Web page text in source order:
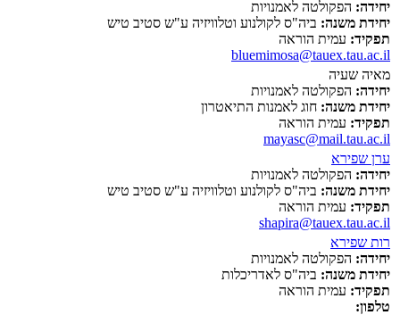
יחידה: הפקולטה לאמנויות
יחידת משנה: ביה"ס לקולנוע וטלוויזיה ע"ש סטיב טיש
תפקיד: עמית הוראה
bluemimosa@tauex.tau.ac.il
מאיה שעיה
יחידה: הפקולטה לאמנויות
יחידת משנה: חוג לאמנות התיאטרון
תפקיד: עמית הוראה
mayasc@mail.tau.ac.il
ערן שפירא
יחידה: הפקולטה לאמנויות
יחידת משנה: ביה"ס לקולנוע וטלוויזיה ע"ש סטיב טיש
תפקיד: עמית הוראה
shapira@tauex.tau.ac.il
רות שפירא
יחידה: הפקולטה לאמנויות
יחידת משנה: ביה"ס לאדריכלות
תפקיד: עמית הוראה
טלפון: